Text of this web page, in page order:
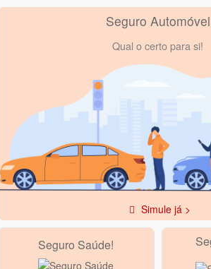
Seguro Automóvel
Qual o certo para si!
Simule já >
Seguro Saúde!